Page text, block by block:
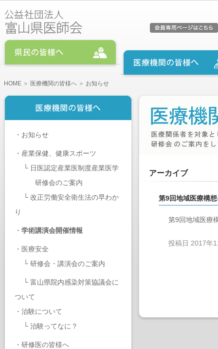
HOME ＞ 医療機関の皆様へ ＞ お知らせ
・ お知らせ
・ 産業保健、健康スポーツ
└ 日医認定産業医制度産業医学
研修会のご案内
└ 改正労働安全衛生法の早わか
り
・ 学術講演会開催情報
・ 医療安全
└ 研修会・講演会のご案内
└ 富山県院内感染対策協議会に
ついて
・ 治験について
└ 治験ってなに？
・ 研修医の皆様へ
アーカイブ
第9回地域医療構
第9回地域医療
投稿日 2017年